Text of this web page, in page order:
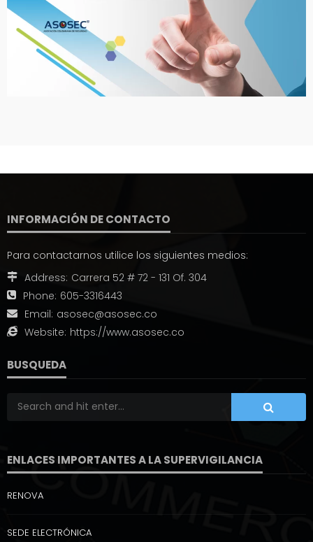
INFORMACIÓN DE CONTACTO
Para contactarnos utilice los siguientes medios:
Address: Carrera 52 # 72 - 131 Of. 304
Phone: 605-3316443
Email: asosec@asosec.co
Website: https://www.asosec.co
BUSQUEDA
ENLACES IMPORTANTES A LA SUPERVIGILANCIA
RENOVA
SEDE ELECTRÓNICA